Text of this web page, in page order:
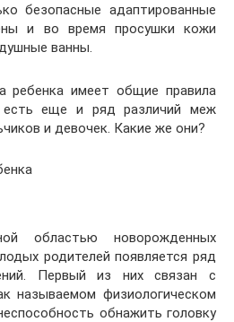
безопасные адаптированные
и во время просушки кожи
ванны.
ребенка имеет общие правила
еще и ряд различий меж
и девочек. Какие же они?
областью новорожденных
родителей появляется ряд
Первый из них связан с
называемом физиологическом
обнажить головку